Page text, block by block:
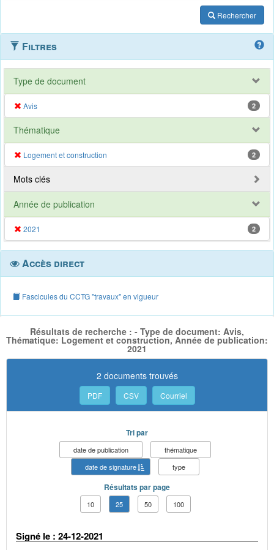
Rechercher
Filtres
Type de document
Avis 2
Thématique
Logement et construction 2
Mots clés
Année de publication
2021 2
Accès direct
Fascicules du CCTG "travaux" en vigueur
Résultats de recherche : - Type de document: Avis,
Thématique: Logement et construction, Année de publication:
2021
2 documents trouvés
PDF CSV Courriel
Tri par
date de publication
thématique
date de signature
type
Résultats par page
10 25 50 100
Signé le : 24-12-2021